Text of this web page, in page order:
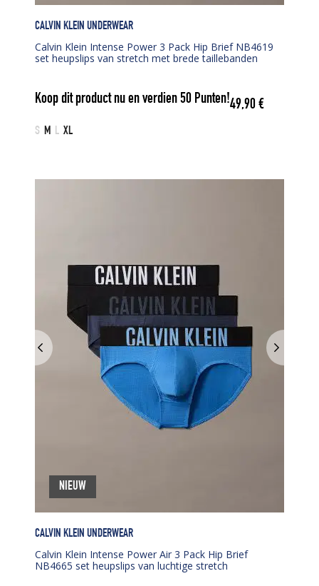
CALVIN KLEIN UNDERWEAR
Calvin Klein Intense Power 3 Pack Hip Brief NB4619
set heupslips van stretch met brede taillebanden
Koop dit product nu en verdien50 Punten!49,90€
S M L XL
CALVIN KLEIN UNDERWEAR
Calvin Klein Intense Power Air 3 Pack Hip Brief
NB4665 set heupslips van luchtige stretch
NIEUW